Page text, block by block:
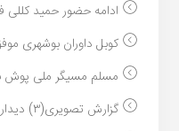
ادامه حضور حمید کللی
کوبل داوران بوشهری
مسلم مسیگر ملی پوش
گزارش تصویری(۳) دیدار ایرانجوان و مس کرمان/عکس:امی...